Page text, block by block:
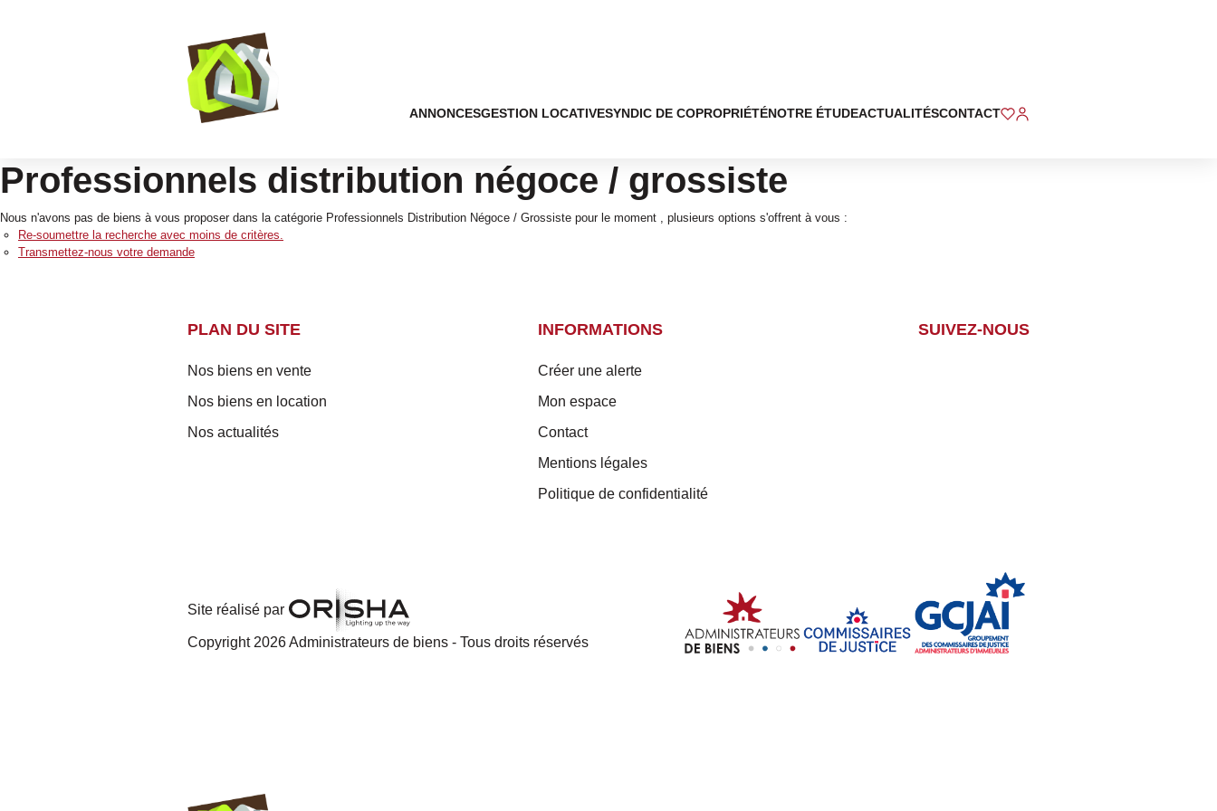
ANNONCESGESTION LOCATIVESYNDIC DE COPROPRIÉTÉNOTRE ÉTUDEACTUALITÉSCONTACT
Professionnels distribution négoce / grossiste
Nous n'avons pas de biens à vous proposer dans la catégorie Professionnels Distribution Négoce / Grossiste pour le moment , plusieurs options s'offrent à vous :
Re-soumettre la recherche avec moins de critères.
Transmettez-nous votre demande
PLAN DU SITE
Nos biens en vente
Nos biens en location
Nos actualités
INFORMATIONS
Créer une alerte
Mon espace
Contact
Mentions légales
Politique de confidentialité
SUIVEZ-NOUS
Site réalisé par
Copyright 2026 Administrateurs de biens - Tous droits réservés